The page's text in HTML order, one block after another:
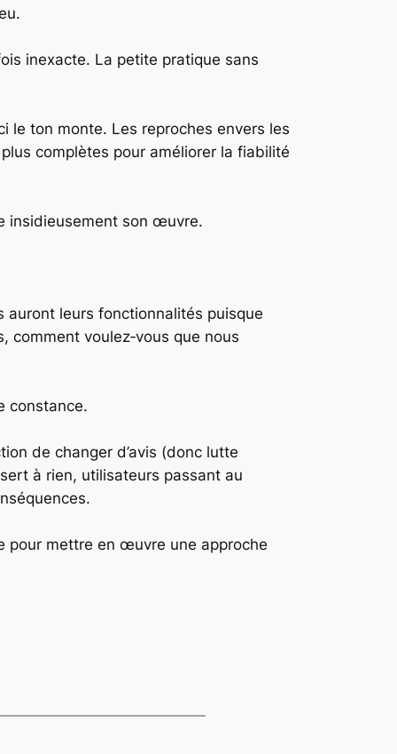
inexacte. La petite pratique sans
le ton monte. Les reproches envers les
complètes pour améliorer la fiabilité
insidieusement son œuvre.
auront leurs fonctionnalités puisque
comment voulez‑vous que nous
constance.
de changer d’avis (donc lutte
à rien, utilisateurs passant au
pour mettre en œuvre une approche